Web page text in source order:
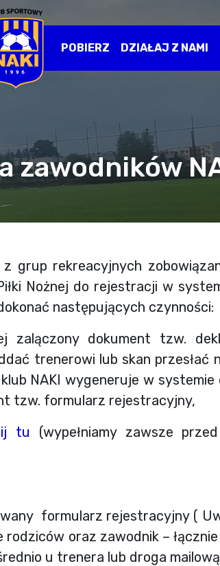
POBIERZ DZIAŁAJ Z NAMI
zawodników
grup rekreacyjnych
Nożnej do rejestracji w
następujących czynności:
zalączony dokument tzw.
trenerowi lub skan przesłać
NAKI wygeneruje w systemie
tzw. formularz rejestracyjny,
tu (wypełniamy zawsze
formularz rejestracyjny (
oraz zawodnik –
u trenera lub droga mailową